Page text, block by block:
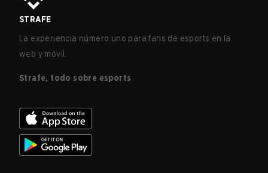
STRAFE
La experiencia número uno para fans de esports en la
web y móvil.
Strafe, todo sobre esports